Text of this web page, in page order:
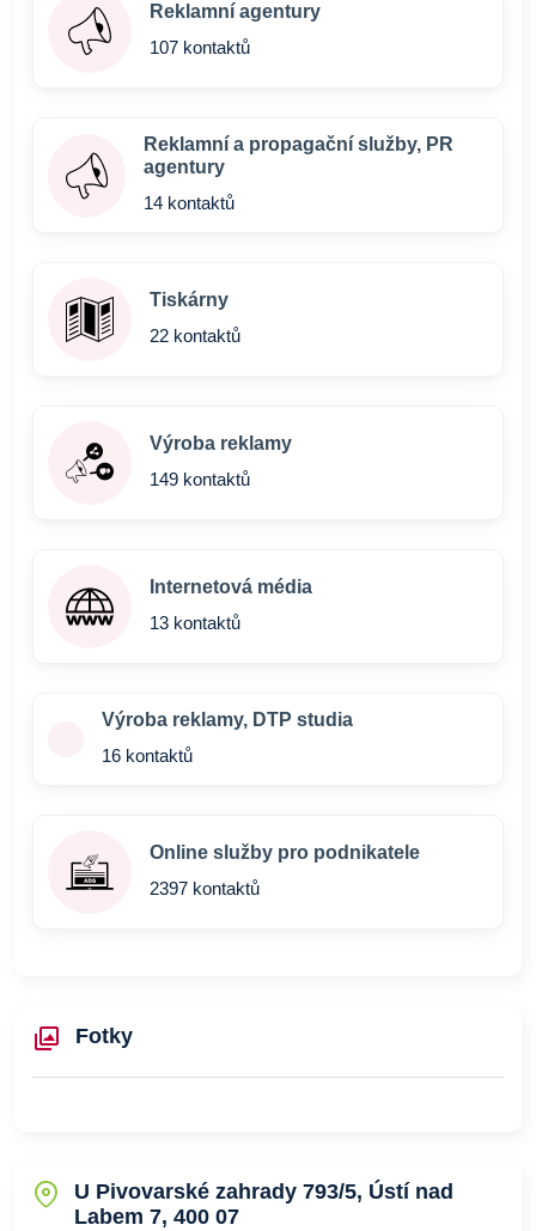
Reklamní agentury
107 kontaktů
Reklamní a propagační služby, PR
agentury
14 kontaktů
Tiskárny
22 kontaktů
Výroba reklamy
149 kontaktů
Internetová média
13 kontaktů
Výroba reklamy, DTP studia
16 kontaktů
Online služby pro podnikatele
2397 kontaktů
Fotky
U Pivovarské zahrady 793/5, Ústí nad
Labem 7, 400 07